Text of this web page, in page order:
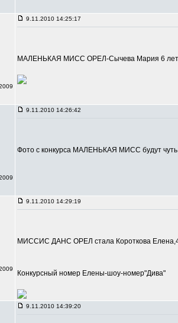
9.11.2010 14:25:17
МАЛЕНЬКАЯ МИСС ОРЕЛ-Сычева Мария 6
9.11.2010 14:26:42
Фото с конкурса МАЛЕНЬКАЯ МИСС будут
9.11.2010 14:29:19
МИССИС ДАНС ОРЕЛ стала Короткова
Конкурсный номер Елены-шоу-номер"Дива"
9.11.2010 14:39:20